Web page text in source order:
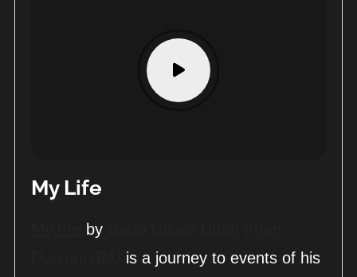
My Life
by
is a journey to events of his